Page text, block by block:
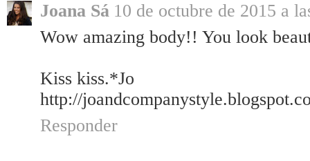
Joana Sá 10 de octubre de 2015 a
Wow amazing body!! You look
Kiss kiss.*Jo
http://
Responder